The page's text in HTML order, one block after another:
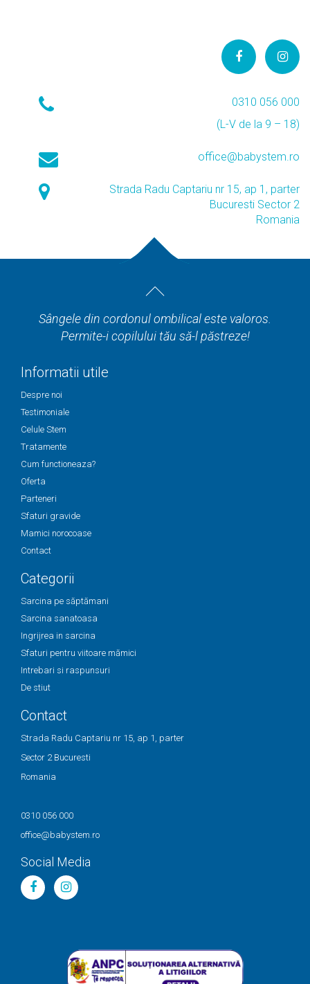
0310 056 000
(L-V de la 9 – 18)
office@babystem.ro
Strada Radu Captariu nr 15, ap 1, parter
Bucuresti Sector 2
Romania
Sângele din cordonul ombilical este valoros.
Permite-i copilului tău să-l păstreze!
Informatii utile
Despre noi
Testimoniale
Celule Stem
Tratamente
Cum functioneaza?
Oferta
Parteneri
Sfaturi gravide
Mamici norocoase
Contact
Categorii
Sarcina pe săptămani
Sarcina sanatoasa
Ingrijrea in sarcina
Sfaturi pentru viitoare mămici
Intrebari si raspunsuri
De stiut
Contact
Strada Radu Captariu nr 15, ap 1, parter
Sector 2 Bucuresti
Romania
0310 056 000
office@babystem.ro
Social Media